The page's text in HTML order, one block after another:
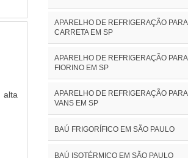
alta
APARELHO DE REFRIGERAÇÃO PARA
CARRETA EM SP
APARELHO DE REFRIGERAÇÃO PARA
FIORINO EM SP
APARELHO DE REFRIGERAÇÃO PARA
VANS EM SP
BAÚ FRIGORÍFICO EM SÃO PAULO
BAÚ ISOTÉRMICO EM SÃO PAULO